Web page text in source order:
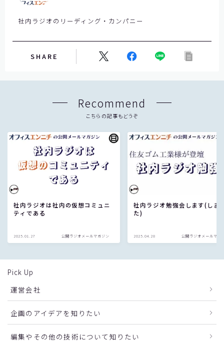
ま
ま
し
だ
社内ラジオのリーディング・カンパニー
SHARE
Recommend
こちらの記事もどうぞ
社内ラジオは社内の仮想コミュニ
ティである
2025.01.27 公開ラジオメールマガジン
社内ラジオ勉強会します(しま
た)
2025.04.28 公開ラジオメールマガ
Pick Up
運営会社
企画のアイデアを知りたい
編集やその他の技術について知りたい